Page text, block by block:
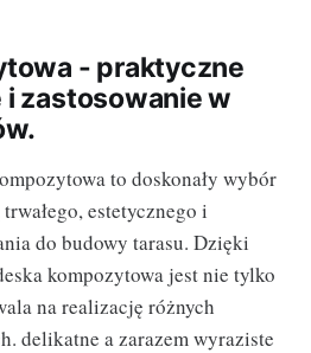
- praktyczne
zastosowanie w
to doskonały wybór
estetycznego i
do budowy tarasu. Dzięki
kompozytowa jest nie tylko
na realizację różnych
delikatne a zarazem wyraziste